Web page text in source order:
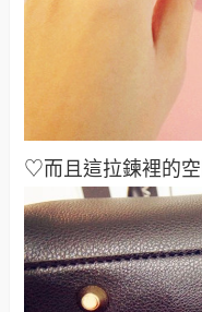
♡而且這拉鍊裡的空